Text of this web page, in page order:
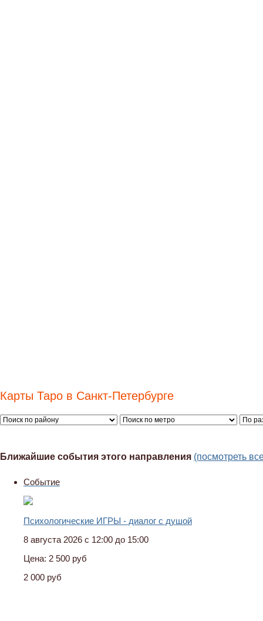
Карты Таро в Санкт-Петербурге
Ближайшие события этого направления (посмотреть
Событие
Психологические ИГРЫ - диалог с душой
8 августа 2026 с 12:00 до 15:00
Цена: 2 500 руб
2 000 руб